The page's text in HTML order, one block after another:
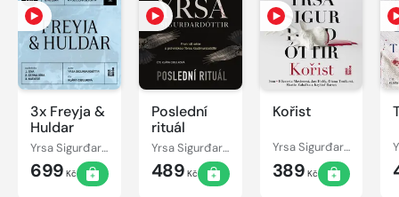
3x Freyja &
Huldar
Yrsa Sigurđardóttir
699 Kč
Poslední
rituál
Yrsa Sigurđardóttir
489 Kč
Kořist
Yrsa Sigurđardóttir
389 Kč